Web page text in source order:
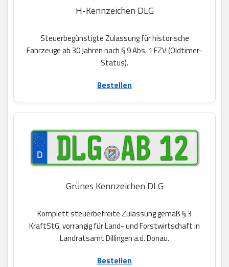
H-Kennzeichen DLG
Steuerbegünstigte Zulassung für historische
Fahrzeuge ab 30 Jahren nach § 9 Abs. 1 FZV (Oldtimer-
Status).
Bestellen
Grünes Kennzeichen DLG
Komplett steuerbefreite Zulassung gemäß § 3
KraftStG, vorrangig für Land- und Forstwirtschaft in
Landratsamt Dillingen a.d. Donau.
Bestellen